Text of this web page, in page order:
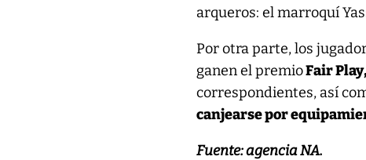
arqueros: el marroquí
Por otra parte, los
ganen el premioFair
correspondientes, así
canjearse por
Fuente: agencia NA.